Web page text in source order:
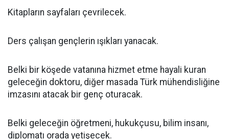
Kitapların sayfaları çevrilecek.
Ders çalışan gençlerin ışıkları yanacak.
Belki bir köşede vatanına hizmet etme hayali kuran
geleceğin doktoru, diğer masada Türk mühendisliğine
imzasını atacak bir genç oturacak.
Belki geleceğin öğretmeni, hukukçusu, bilim insanı,
diplomatı orada yetişecek.